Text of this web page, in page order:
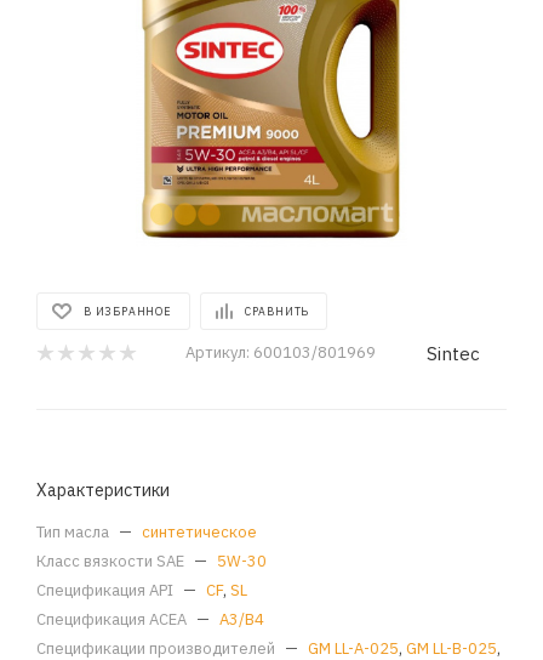
В ИЗБРАННОЕ СРАВНИТЬ
Артикул: 600103/801969 Sintec
Характеристики
Тип масла — синтетическое
Класс вязкости SAE — 5W-30
Спецификация API — CF, SL
Спецификация ACEA — A3/B4
Спецификации производителей — GM LL-A-025, GM LL-B-025,